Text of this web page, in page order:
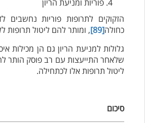
פוריות ומניעת הריון
הזקוקים לתרופות פוריות נחשבים
כחולה[89]
, ומותר להם ליטול תרופות
גלולות למניעת הריון גם הן מכילות
שלאחר התייעצות עם רב פוסק הותר לה
ליטול תרופות אלו לכתחילה.
סיכום